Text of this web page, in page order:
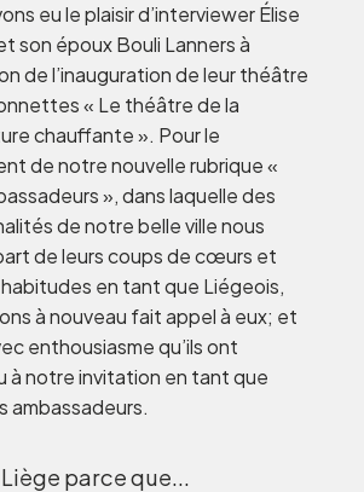
eu le plaisir d’interviewer Élise
son époux Bouli Lanners à
de l’inauguration de leur théâtre
« Le théâtre de la
chauffante ». Pour le
de notre nouvelle rubrique «
», dans laquelle des
de notre belle ville nous
de leurs coups de cœurs et
en tant que Liégeois,
à nouveau fait appel à eux; et
enthousiasme qu’ils ont
à notre invitation en tant que
ambassadeurs.
parce que...